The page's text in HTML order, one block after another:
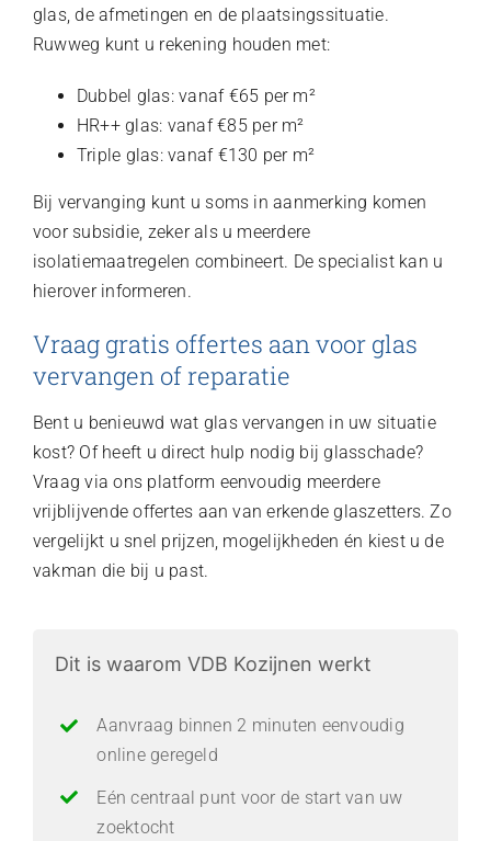
glas, de afmetingen en de plaatsingssituatie.
Ruwweg kunt u rekening houden met:
Dubbel glas: vanaf €65 per m²
HR++ glas: vanaf €85 per m²
Triple glas: vanaf €130 per m²
Bij vervanging kunt u soms in aanmerking komen
voor subsidie, zeker als u meerdere
isolatiemaatregelen combineert. De specialist kan u
hierover informeren.
Vraag gratis offertes aan voor glas
vervangen of reparatie
Bent u benieuwd wat glas vervangen in uw situatie
kost? Of heeft u direct hulp nodig bij glasschade?
Vraag via ons platform eenvoudig meerdere
vrijblijvende offertes aan van erkende glaszetters. Zo
vergelijkt u snel prijzen, mogelijkheden én kiest u de
vakman die bij u past.
Dit is waarom VDB Kozijnen werkt
Aanvraag binnen 2 minuten eenvoudig
online geregeld
Eén centraal punt voor de start van uw
zoektocht